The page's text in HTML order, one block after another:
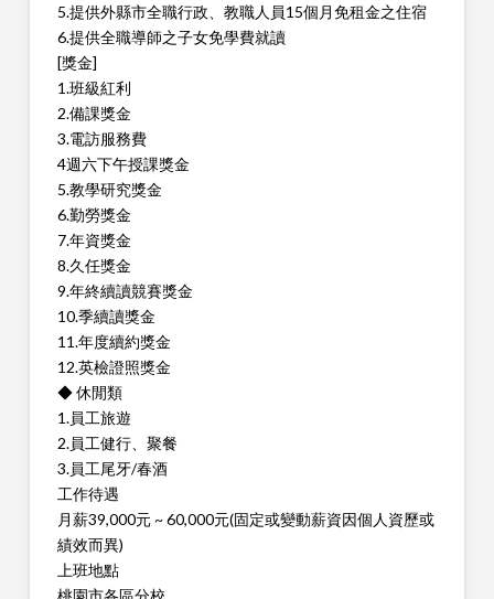
5.提供外縣市全職行政、教職人員15個月免租金之住宿
6.提供全職導師之子女免學費就讀
[獎金]
1.班級紅利
2.備課獎金
3.電訪服務費
4週六下午授課獎金
5.教學研究獎金
6.勤勞獎金
7.年資獎金
8.久任獎金
9.年終續讀競賽獎金
10.季續讀獎金
11.年度續約獎金
12.英檢證照獎金
◆ 休閒類
1.員工旅遊
2.員工健行、聚餐
3.員工尾牙/春酒
工作待遇
月薪39,000元 ~ 60,000元(固定或變動薪資因個人資歷或
績效而異)
上班地點
桃園市各區分校